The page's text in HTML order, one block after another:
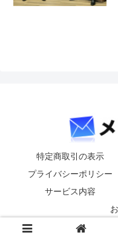
特定商取引の表示
プライバシーポリシー
サービス内容
© 2016-